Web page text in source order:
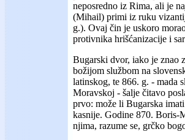
neposredno iz Rima, ali je
(Mihail) primi iz ruku
g.). Ovaj čin je uskoro
protivnika hrišćanizacije i
Bugarski dvor, iako je znao
božijom službom na
latinskog, te 866. g. - mada
Moravskoj - šalje čitavo
prvo: može li Bugarska
kasnije. Godine 870. Boris-
njima, razume se, grčko